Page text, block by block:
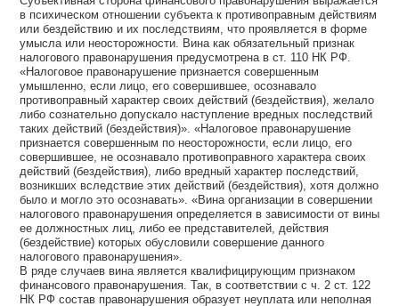
в психическом отношении субъекта к противоправным действиям
или бездействию и их последствиям, что проявляется в форме
умысла или неосторожности. Вина как обязательный признак
налогового правонарушения предусмотрена в ст. 110 НК РФ.
«Налоговое правонарушение признается совершенным
умышленно, если лицо, его совершившее, осознавало
противоправный характер своих действий (бездействия), желало
либо сознательно допускало наступление вредных последствий
таких действий (бездействия)». «Налоговое правонарушение
признается совершенным по неосторожности, если лицо, его
совершившее, не осознавало противоправного характера своих
действий (бездействия), либо вредный характер последствий,
возникших вследствие этих действий (бездействия), хотя должно
было и могло это осознавать». «Вина организации в совершении
налогового правонарушения определяется в зависимости от вины
ее должностных лиц, либо ее представителей, действия
(бездействие) которых обусловили совершение данного
налогового правонарушения».
В ряде случаев вина является квалифицирующим признаком
финансового правонарушения. Так, в соответствии с ч. 2 ст. 122
НК РФ состав правонарушения образует неуплата или неполная